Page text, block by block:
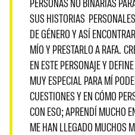
PERSONAS NO BINARIAS
SUS HISTORIAS
DE GÉNERO Y ASÍ
MÍO Y PRESTARLO A RAFA.
EN ESTE PERSONAJE Y
MUY ESPECIAL PARA MÍ
CUESTIONES Y EN CÓMO
CON ESO; APRENDÍ MUCHO
ME HAN LLEGADO MUCHOS